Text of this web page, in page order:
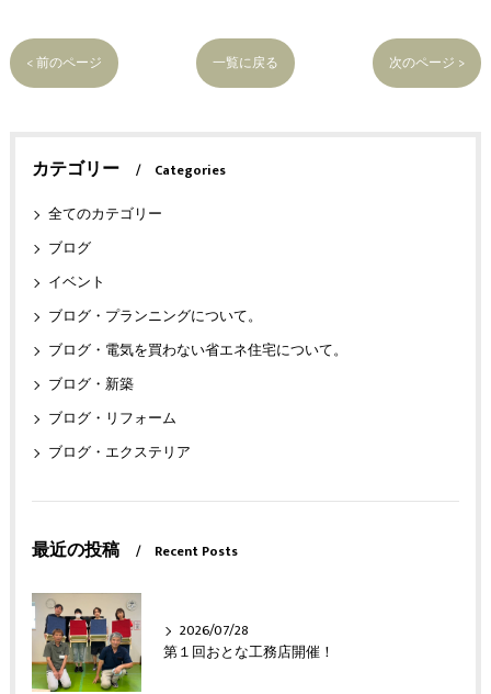
< 前のページ 一覧に戻る 次のページ >
カテゴリー
Categories
全てのカテゴリー
ブログ
イベント
ブログ・プランニングについて。
ブログ・電気を買わない省エネ住宅について。
ブログ・新築
ブログ・リフォーム
ブログ・エクステリア
最近の投稿 Recent Posts
2026/07/28
第１回おとな工務店開催！